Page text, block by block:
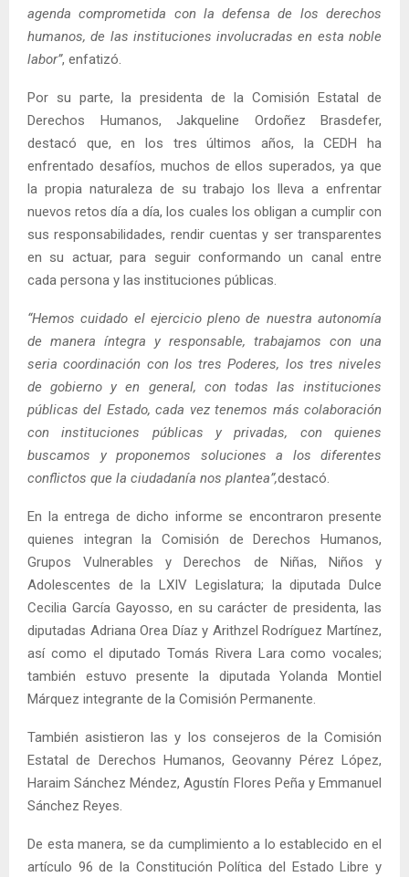
agenda comprometida con la defensa de los derechos
humanos, de las instituciones involucradas en esta noble
labor”, enfatizó.
Por su parte, la presidenta de la Comisión Estatal de
Derechos Humanos, Jakqueline Ordoñez Brasdefer,
destacó que, en los tres últimos años, la CEDH ha
enfrentado desafíos, muchos de ellos superados, ya que
la propia naturaleza de su trabajo los lleva a enfrentar
nuevos retos día a día, los cuales los obligan a cumplir con
sus responsabilidades, rendir cuentas y ser transparentes
en su actuar, para seguir conformando un canal entre
cada persona y las instituciones públicas.
“Hemos cuidado el ejercicio pleno de nuestra autonomía
de manera íntegra y responsable, trabajamos con una
seria coordinación con los tres Poderes, los tres niveles
de gobierno y en general, con todas las instituciones
públicas del Estado, cada vez tenemos más colaboración
con instituciones públicas y privadas, con quienes
buscamos y proponemos soluciones a los diferentes
conflictos que la ciudadanía nos plantea”,destacó.
En la entrega de dicho informe se encontraron presente
quienes integran la Comisión de Derechos Humanos,
Grupos Vulnerables y Derechos de Niñas, Niños y
Adolescentes de la LXIV Legislatura; la diputada Dulce
Cecilia García Gayosso, en su carácter de presidenta, las
diputadas Adriana Orea Díaz y Arithzel Rodríguez Martínez,
así como el diputado Tomás Rivera Lara como vocales;
también estuvo presente la diputada Yolanda Montiel
Márquez integrante de la Comisión Permanente.
También asistieron las y los consejeros de la Comisión
Estatal de Derechos Humanos, Geovanny Pérez López,
Haraim Sánchez Méndez, Agustín Flores Peña y Emmanuel
Sánchez Reyes.
De esta manera, se da cumplimiento a lo establecido en el
artículo 96 de la Constitución Política del Estado Libre y